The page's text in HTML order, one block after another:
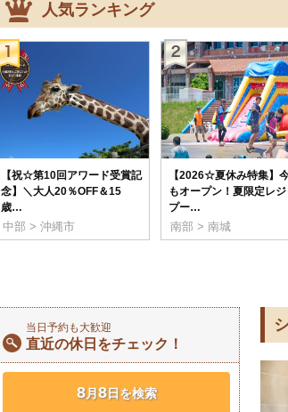
人気ランキング
【祝☆第10回アワード受賞記
念】＼大人20％OFF＆15
歳…
中部 > 沖縄市
【2026☆夏休み特集】
もオープン！夏限定レ
プー…
南部 > 南城
当日予約も大歓迎
直近の休日をチェック！
8月8日を検索